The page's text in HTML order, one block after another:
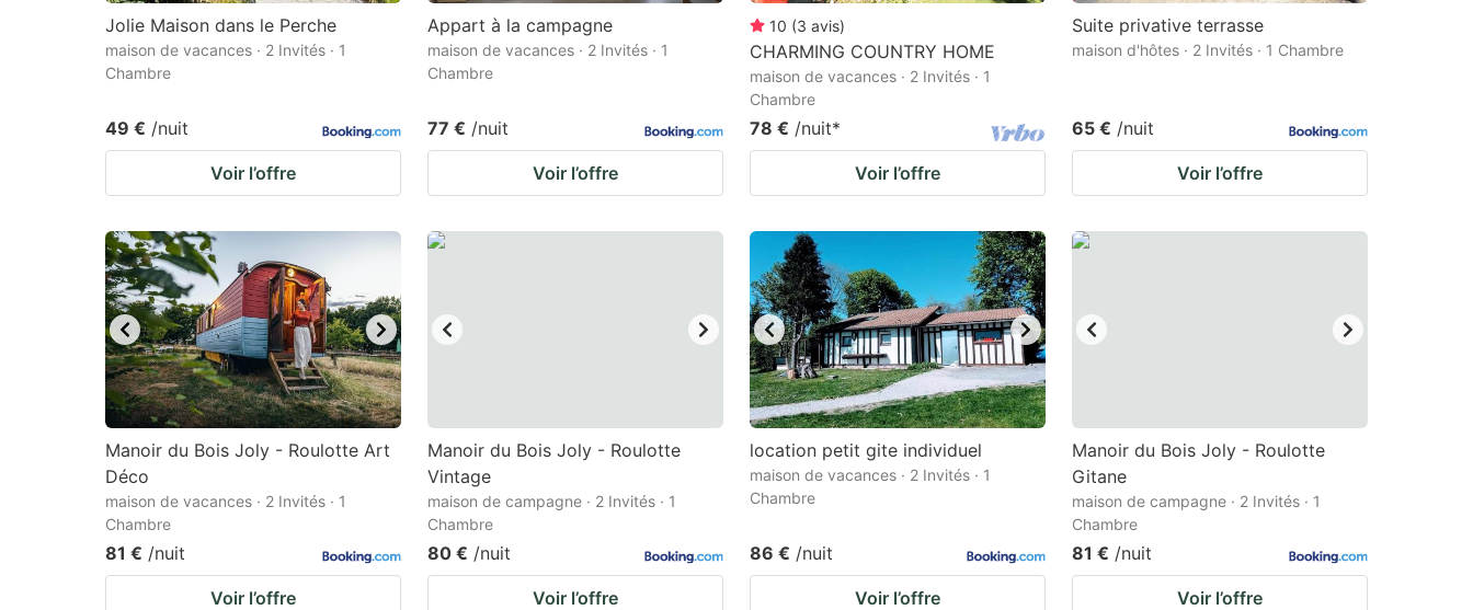
for
changing
dates.
for
changing
dates.
Jolie Maison dans le Perche
maison de vacances · 2 Invités · 1
Chambre
49 € /nuit
Voir l’offre
Appart à la campagne
maison de vacances · 2 Invités · 1
Chambre
77 € /nuit
Voir l’offre
10 (3 avis)
CHARMING COUNTRY HOME
maison de vacances · 2 Invités · 1
Chambre
78 € /nuit*
Voir l’offre
Suite privative terrasse
maison d'hôtes · 2 Invités · 1 Chambre
65 € /nuit
Voir l’offre
Manoir du Bois Joly - Roulotte Art
Déco
maison de vacances · 2 Invités · 1
Chambre
81 € /nuit
Voir l’offre
Manoir du Bois Joly - Roulotte
Vintage
maison de campagne · 2 Invités · 1
Chambre
80 € /nuit
Voir l’offre
location petit gite individuel
maison de vacances · 2 Invités · 1
Chambre
86 € /nuit
Voir l’offre
Manoir du Bois Joly - Roulotte
Gitane
maison de campagne · 2 Invités · 1
Chambre
81 € /nuit
Voir l’offre